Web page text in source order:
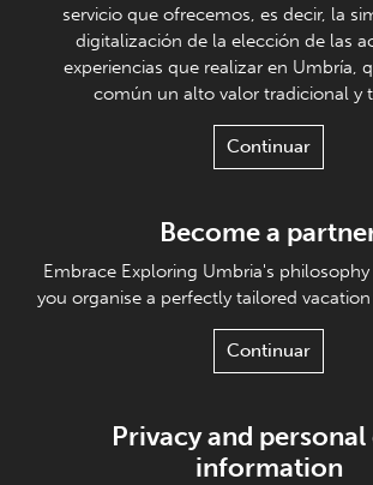
servicio que ofrecemos, es decir, la
digitalización de la elección de las
experiencias que realizar en Umbría,
común un alto valor tradicional y
Continuar
Become a
Embrace Exploring Umbria's
you organise a perfectly tailored
Continuar
Privacy and personal
information